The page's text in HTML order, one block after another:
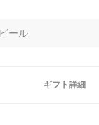
ギフト詳細